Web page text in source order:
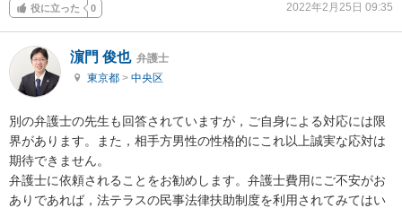
役に立った 0 2022年2月25日 09:35
濵門 俊也 弁護士
東京都 > 中央区
別の弁護士の先生も回答されていますが，ご自身による対応には限
界があります。また，相手方男性の性格的にこれ以上誠実な応対は
期待できません。
弁護士に依頼されることをお勧めします。弁護士費用にご不安がお
ありであれば，法テラスの民事法律扶助制度を利用されてみてはい